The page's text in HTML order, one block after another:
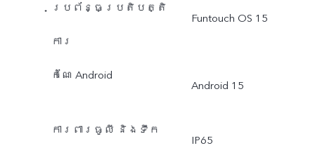
ប្រព័ន្ធប្រតិបត្តិ
ការ
Funtouch OS 15
កំណែ Android
Android 15
ការពារធូលី និងទឹក
IP65